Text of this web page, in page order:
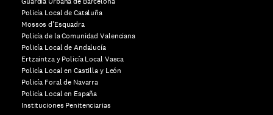
Policía Local de Cataluña
Mossos d’Esquadra
Policía de la Comunidad Valenciana
Policía Local de Andalucía
Ertzaintza y Policía Local Vasca
Policía Local en Castilla y León
Policía Foral de Navarra
Policía Local en España
Instituciones Penitenciarias